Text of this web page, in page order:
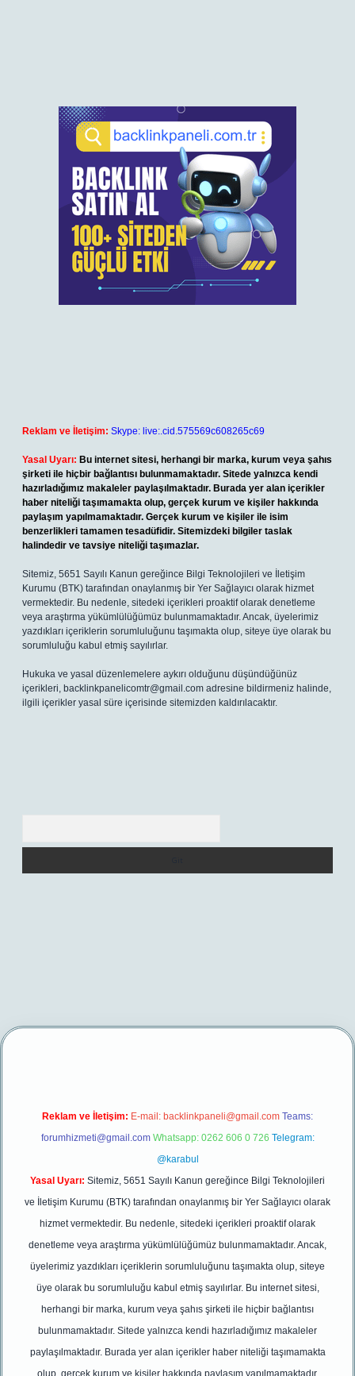
Reklam ve İletişim: Skype: live:.cid.575569c608265c69
Yasal Uyarı: Bu internet sitesi, herhangi bir marka, kurum veya şahıs
şirketi ile hiçbir bağlantısı bulunmamaktadır. Sitede yalnızca kendi
hazırladığımız makaleler paylaşılmaktadır. Burada yer alan içerikler
haber niteliği taşımamakta olup, gerçek kurum ve kişiler hakkında
paylaşım yapılmamaktadır. Gerçek kurum ve kişiler ile isim
benzerlikleri tamamen tesadüfidir. Sitemizdeki bilgiler taslak
halindedir ve tavsiye niteliği taşımazlar.
Sitemiz, 5651 Sayılı Kanun gereğince Bilgi Teknolojileri ve İletişim
Kurumu (BTK) tarafından onaylanmış bir Yer Sağlayıcı olarak hizmet
vermektedir. Bu nedenle, sitedeki içerikleri proaktif olarak denetleme
veya araştırma yükümlülüğümüz bulunmamaktadır. Ancak, üyelerimiz
yazdıkları içeriklerin sorumluluğunu taşımakta olup, siteye üye olarak bu
sorumluluğu kabul etmiş sayılırlar.
Hukuka ve yasal düzenlemelere aykırı olduğunu düşündüğünüz
içerikleri, backlinkpanelicomtr@gmail.com adresine bildirmeniz halinde,
ilgili içerikler yasal süre içerisinde sitemizden kaldırılacaktır.
yeni giriş
Reklam ve İletişim: E-mail: backlinkpaneli@gmail.com Teams:
forumhizmeti@gmail.com Whatsapp: 0262 606 0 726 Telegram:
@karabul
Yasal Uyarı: Sitemiz, 5651 Sayılı Kanun gereğince Bilgi Teknolojileri
ve İletişim Kurumu (BTK) tarafından onaylanmış bir Yer Sağlayıcı olarak
hizmet vermektedir. Bu nedenle, sitedeki içerikleri proaktif olarak
denetleme veya araştırma yükümlülüğümüz bulunmamaktadır. Ancak,
üyelerimiz yazdıkları içeriklerin sorumluluğunu taşımakta olup, siteye
üye olarak bu sorumluluğu kabul etmiş sayılırlar. Bu internet sitesi,
herhangi bir marka, kurum veya şahıs şirketi ile hiçbir bağlantısı
bulunmamaktadır. Sitede yalnızca kendi hazırladığımız makaleler
paylaşılmaktadır. Burada yer alan içerikler haber niteliği taşımamakta
olup, gerçek kurum ve kişiler hakkında paylaşım yapılmamaktadır.